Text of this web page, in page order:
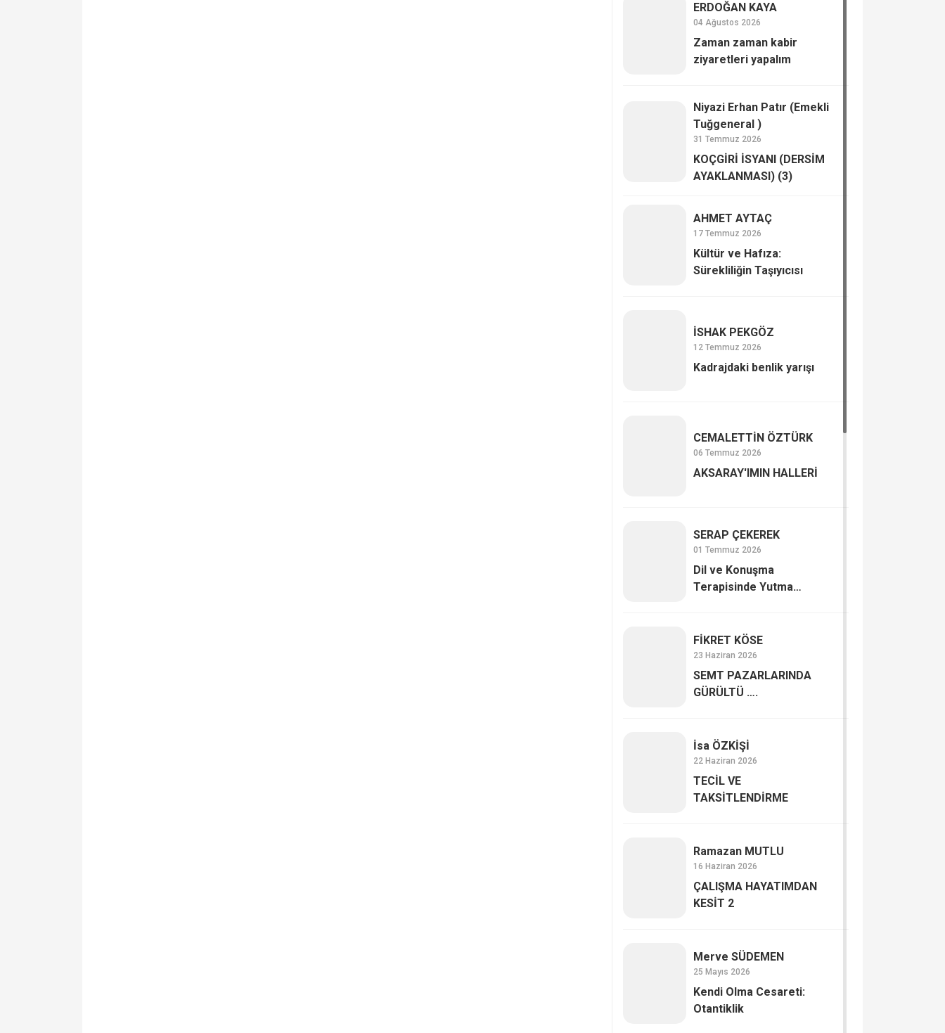
ERDOĞAN KAYA
04 Ağustos 2026
Zaman zaman kabir
ziyaretleri yapalım
Niyazi Erhan Patır (Emekli
Tuğgeneral )
31 Temmuz 2026
KOÇGİRİ İSYANI (DERSİM
AYAKLANMASI) (3)
AHMET AYTAÇ
17 Temmuz 2026
Kültür ve Hafıza:
Sürekliliğin Taşıyıcısı
İSHAK PEKGÖZ
12 Temmuz 2026
Kadrajdaki benlik yarışı
CEMALETTİN ÖZTÜRK
06 Temmuz 2026
AKSARAY'IMIN HALLERİ
SERAP ÇE­KE­REK
01 Temmuz 2026
Dil ve Konuşma
Terapisinde Yutma
FİKRET KÖSE
23 Haziran 2026
SEMT PAZARLARINDA
GÜRÜLTÜ ….
İsa ÖZKİŞİ
22 Haziran 2026
TECİL VE
TAKSİTLENDİRME
Ramazan MUTLU
16 Haziran 2026
ÇALIŞMA HAYATIMDAN
KESİT 2
Merve SÜDEMEN
25 Mayıs 2026
Kendi Olma Cesareti:
Otantiklik